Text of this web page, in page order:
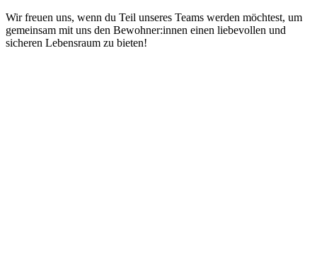
Wir freuen uns, wenn du Teil unseres Teams werden möchtest, um
gemeinsam mit uns den Bewohner:innen einen liebevollen und
sicheren Lebensraum zu bieten!